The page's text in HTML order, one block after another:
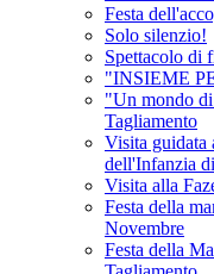
Festa
Solo silenzio!
Spettacolo di
"INSIEME
"Un mondo
Tagliamento
Visita guidata
dell'Infanzia
Visita alla
Festa della
Novembre
Festa della